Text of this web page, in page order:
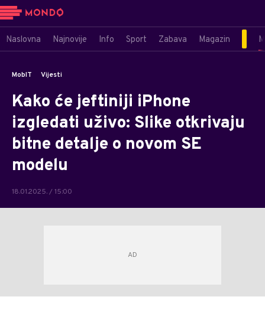
Naslovna Najnovije Info Sport Zabava Magazin
MobIT Vijesti
Kako će jeftiniji iPhone
izgledati uživo: Slike otkrivaju
bitne detalje o novom SE
modelu
18.01.2025. / 15:00